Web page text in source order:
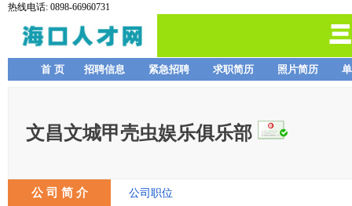
热线电话: 0898-66960731
首 页 招聘信息 紧急招聘 求职简历 照片简历
文昌文城甲壳虫娱乐俱乐部
公 司 简 介 公司职位